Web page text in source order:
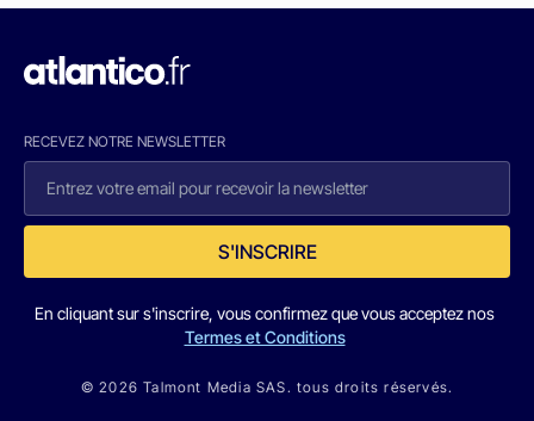
RECEVEZ NOTRE NEWSLETTER
S'INSCRIRE
En cliquant sur s'inscrire, vous confirmez que vous acceptez nos
Termes et Conditions
© 2026 Talmont Media SAS. tous droits réservés.